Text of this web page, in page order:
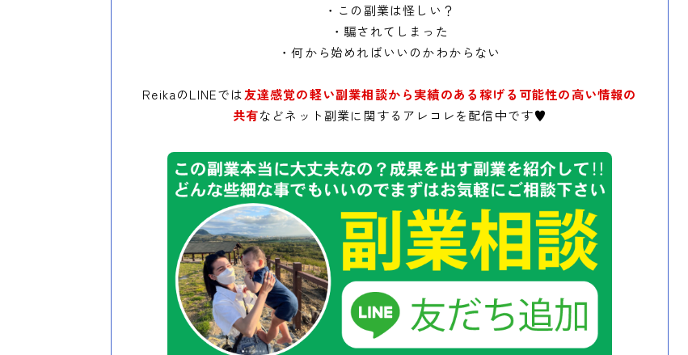
・この副業は怪しい？
・騙されてしまった
・何から始めればいいのかわからない
ReikaのLINEでは友達感覚の軽い副業相談から実績のある稼げる可能性の高い情報の
共有などネット副業に関するアレコレを配信中です♥